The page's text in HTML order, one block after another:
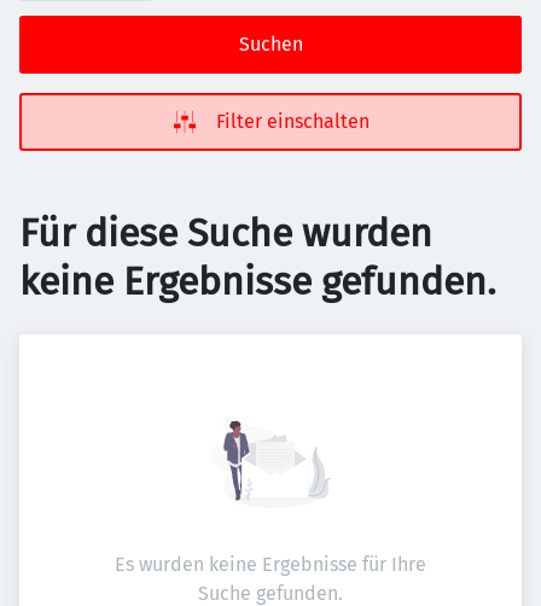
Suchen
Filter einschalten
Für diese Suche wurden
keine Ergebnisse gefunden.
Es wurden keine Ergebnisse für Ihre
Suche gefunden.